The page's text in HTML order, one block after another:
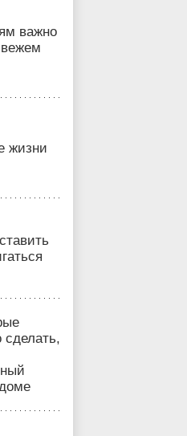
важно
жизни
сделать,